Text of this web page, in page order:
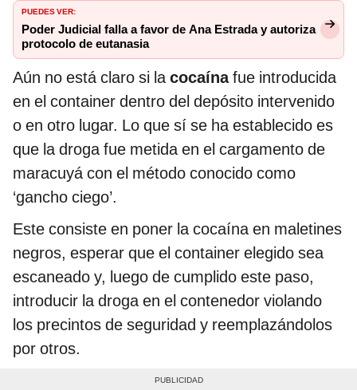
PUEDES VER:
Poder Judicial falla a favor de Ana Estrada y autoriza
protocolo de eutanasia
Aún no está claro si lacocaínafue introducida
en el container dentro del depósito intervenido
o en otro lugar. Lo que sí se ha establecido es
que la droga fue metida en el cargamento de
maracuyá con el método conocido como
‘gancho ciego’.
Este consiste en poner la cocaína en maletines
negros, esperar que el container elegido sea
escaneado y, luego de cumplido este paso,
introducir la droga en el contenedor violando
los precintos de seguridad y reemplazándolos
por otros.